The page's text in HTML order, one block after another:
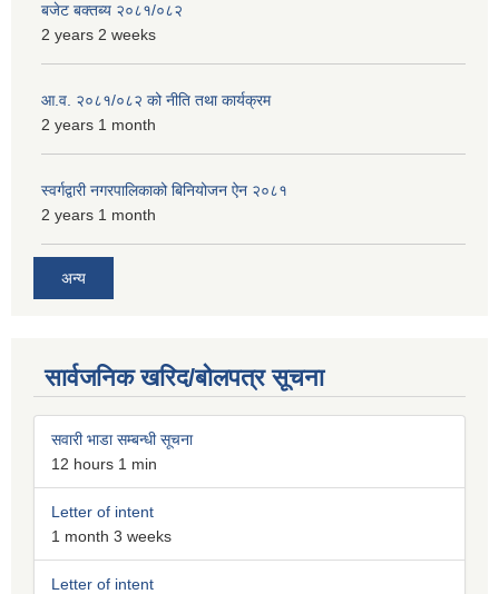
बजेट बक्तब्य २०८१/०८२
2 years 2 weeks
आ.व. २०८१/०८२ को नीति तथा कार्यक्रम
2 years 1 month
स्वर्गद्वारी नगरपालिकाको बिनियोजन ऐन २०८१
2 years 1 month
अन्य
सार्वजनिक खरिद/बोलपत्र सूचना
सवारी भाडा सम्बन्धी सूचना
12 hours 1 min
Letter of intent
1 month 3 weeks
Letter of intent